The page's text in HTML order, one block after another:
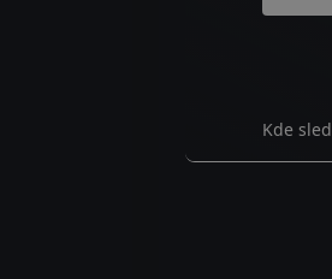
Kde